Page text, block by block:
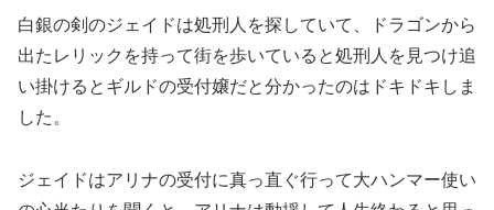
白銀の剣のジェイドは処刑人を探していて、ドラゴンから
出たレリックを持って街を歩いていると処刑人を見つけ追
い掛けるとギルドの受付嬢だと分かったのはドキドキしま
した。
ジェイドはアリナの受付に真っ直ぐ行って大ハンマー使い